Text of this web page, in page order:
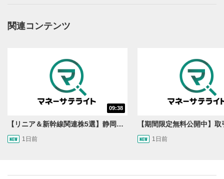
動画再生エリアにマウスを乗せると表示されます。
動画を再生または一時停止します。
10秒戻し/10秒送り
10秒、動画を巻き戻し/早送りします。
再生位置を示しています。再生したい位置をクリック
するとその位置から動画が再生されます。
関連コンテンツ
09:38
【リニア＆新幹線関連株5選】静岡県知事の承認でリニア路線工事進展！北陸新幹線も「小浜・京都ルート」再決定！関連する注目の銘柄は？＜たけぞうNEWS＞
1日前 1日前